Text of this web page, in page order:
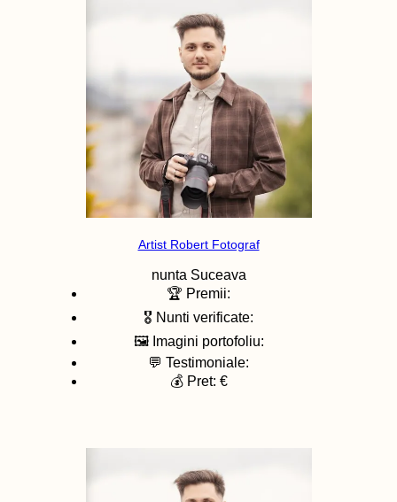
Artist Robert Fotograf
nunta Suceava
🏆 Premii:
🎖️ Nunti verificate:
🖼️ Imagini portofoliu:
💬 Testimoniale:
💰 Pret: €